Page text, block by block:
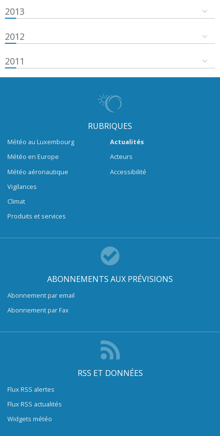
2013
2012
2011
RUBRIQUES
Météo au Luxembourg
Météo en Europe
Météo aéronautique
Vigilances
Climat
Produits et services
Actualités
Acteurs
Accessibilité
ABONNEMENTS AUX PRÉVISIONS
Abonnement par email
Abonnement par Fax
RSS ET DONNÉES
Flux RSS alertes
Flux RSS actualités
Widgets météo